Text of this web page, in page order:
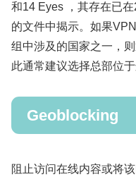
和14 Eyes ，其存在已
的文件中揭示。如果
组中涉及的国家之一，
此通常建议选择总部位
Geoblocking
阻止访问在线内容或将